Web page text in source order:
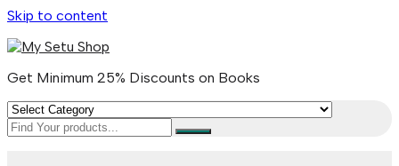
Skip to content
Get Minimum 25% Discounts on Books